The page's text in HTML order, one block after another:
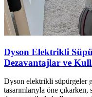
Dyson Elektrikli
Dezavantajlar ve
Dyson elektrikli süpürgeler
tasarımlarıyla öne